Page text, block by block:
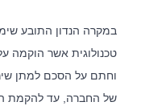
במקרה הנדון התובע
טכנולוגית אשר הוקמה
וחתם על הסכם למתן
של החברה, עד להקמת